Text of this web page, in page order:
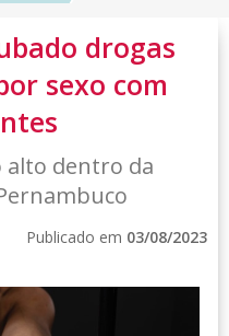
drogas
sexo com
alto dentro da
Publicado em 03/08/2023